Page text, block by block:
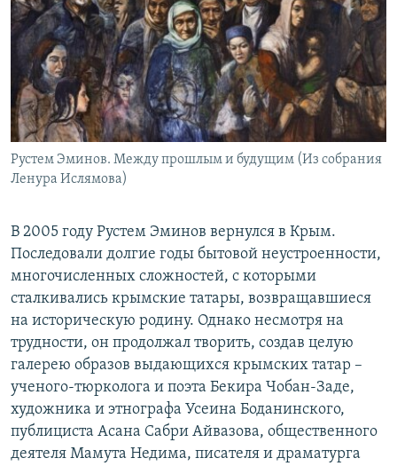
Рустем Эминов. Между прошлым и будущим (Из собрания
Ленура Ислямова)
В 2005 году Рустем Эминов вернулся в Крым.
Последовали долгие годы бытовой неустроенности,
многочисленных сложностей, с которыми
сталкивались крымские татары, возвращавшиеся
на историческую родину. Однако несмотря на
трудности, он продолжал творить, создав целую
галерею образов выдающихся крымских татар –
ученого-тюрколога и поэта Бекира Чобан-Заде,
художника и этнографа Усеина Боданинского,
публициста Асана Сабри Айвазова, общественного
деятеля Мамута Недима, писателя и драматурга